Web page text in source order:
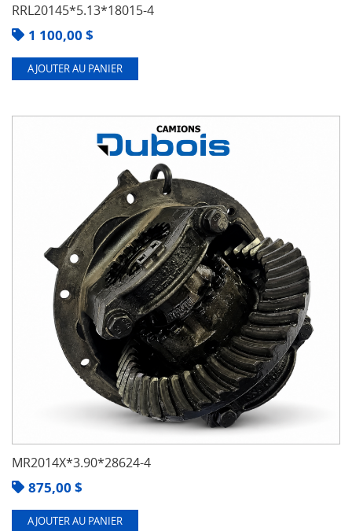
RRL20145*5.13*18015-4
1 100,00 $
AJOUTER AU PANIER
MR2014X*3.90*28624-4
875,00 $
AJOUTER AU PANIER